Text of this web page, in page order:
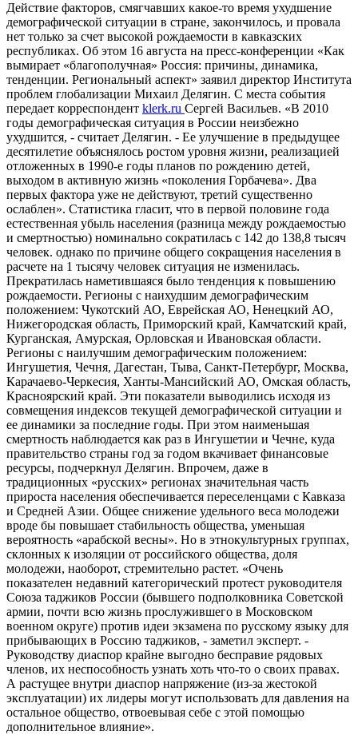
Действие факторов, смягчавших какое-то время ухудшение
демографической ситуации в стране, закончилось, и провала
нет только за счет высокой рождаемости в кавказских
республиках. Об этом 16 августа на пресс-конференции «Как
вымирает «благополучная» Россия: причины, динамика,
тенденции. Региональный аспект» заявил директор Института
проблем глобализации Михаил Делягин. С места события
передает корреспондент klerk.ru Сергей Васильев. «В 2010
годы демографическая ситуация в России неизбежно
ухудшится, - считает Делягин. - Ее улучшение в предыдущее
десятилетие объяснялось ростом уровня жизни, реализацией
отложенных в 1990-е годы планов по рождению детей,
выходом в активную жизнь «поколения Горбачева». Два
первых фактора уже не действуют, третий существенно
ослаблен». Статистика гласит, что в первой половине года
естественная убыль населения (разница между рождаемостью
и смертностью) номинально сократилась с 142 до 138,8 тысяч
человек. однако по причине общего сокращения населения в
расчете на 1 тысячу человек ситуация не изменилась.
Прекратилась наметившаяся было тенденция к повышению
рождаемости. Регионы с наихудшим демографическим
положением: Чукотский АО, Еврейская АО, Ненецкий АО,
Нижегородская область, Приморский край, Камчатский край,
Курганская, Амурская, Орловская и Ивановская области.
Регионы с наилучшим демографическим положением:
Ингушетия, Чечня, Дагестан, Тыва, Санкт-Петербург, Москва,
Карачаево-Черкесия, Ханты-Мансийский АО, Омская область,
Красноярский край. Эти показатели выводились исходя из
совмещения индексов текущей демографической ситуации и
ее динамики за последние годы. При этом наименьшая
смертность наблюдается как раз в Ингушетии и Чечне, куда
правительство страны год за годом вкачивает финансовые
ресурсы, подчеркнул Делягин. Впрочем, даже в
традиционных «русских» регионах значительная часть
прироста населения обеспечивается переселенцами с Кавказа
и Средней Азии. Общее снижение удельного веса молодежи
вроде бы повышает стабильность общества, уменьшая
вероятность «арабской весны». Но в этнокультурных группах,
склонных к изоляции от российского общества, доля
молодежи, наоборот, стремительно растет. «Очень
показателен недавний категорический протест руководителя
Союза таджиков России (бывшего подполковника Советской
армии, почти всю жизнь прослужившего в Московском
военном округе) против идеи экзамена по русскому языку для
прибывающих в Россию таджиков, - заметил эксперт. -
Руководству диаспор крайне выгодно бесправие рядовых
членов, их неспособность узнать хоть что-то о своих правах.
А растущее внутри диаспор напряжение (из-за жестокой
эксплуатации) их лидеры могут использовать для давления на
остальное общество, отвоевывая себе с этой помощью
дополнительное влияние».